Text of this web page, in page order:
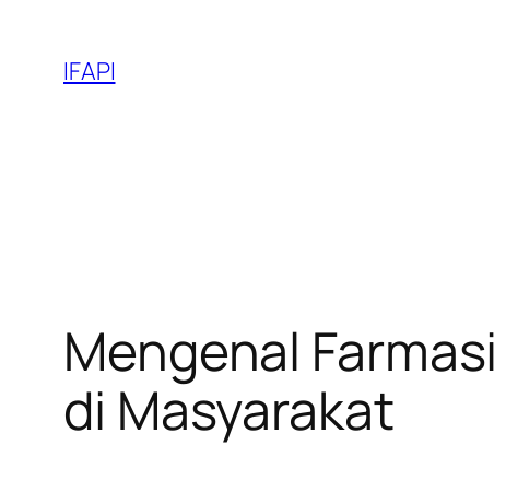
content
IFAPI
Mengenal
di Masyarakat